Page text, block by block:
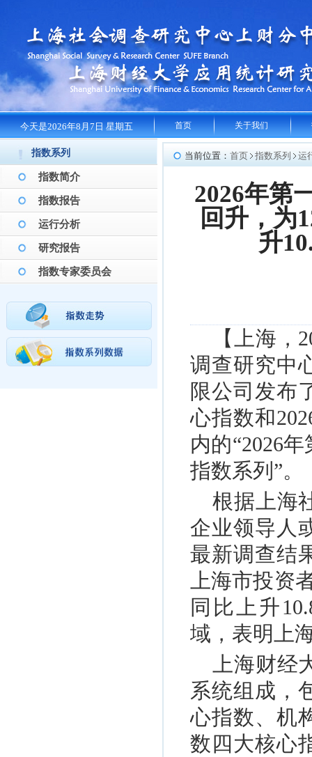
今天是2026年8月7日 星期五 首页 关于我们
指数系列
指数简介
指数报告
运行分析
研究报告
指数专家委员会
当前位置： 首页 指数系列 运
2026年第
回升，为
升
【上海，
调查研究中
限公司发布
心指数和
内的“2026
指数系列”。
根据上海
企业领导人
最新调查结
上海市投资
同比上升
域，表明上
上海财经
系统组成，
心指数、机
数四大核心